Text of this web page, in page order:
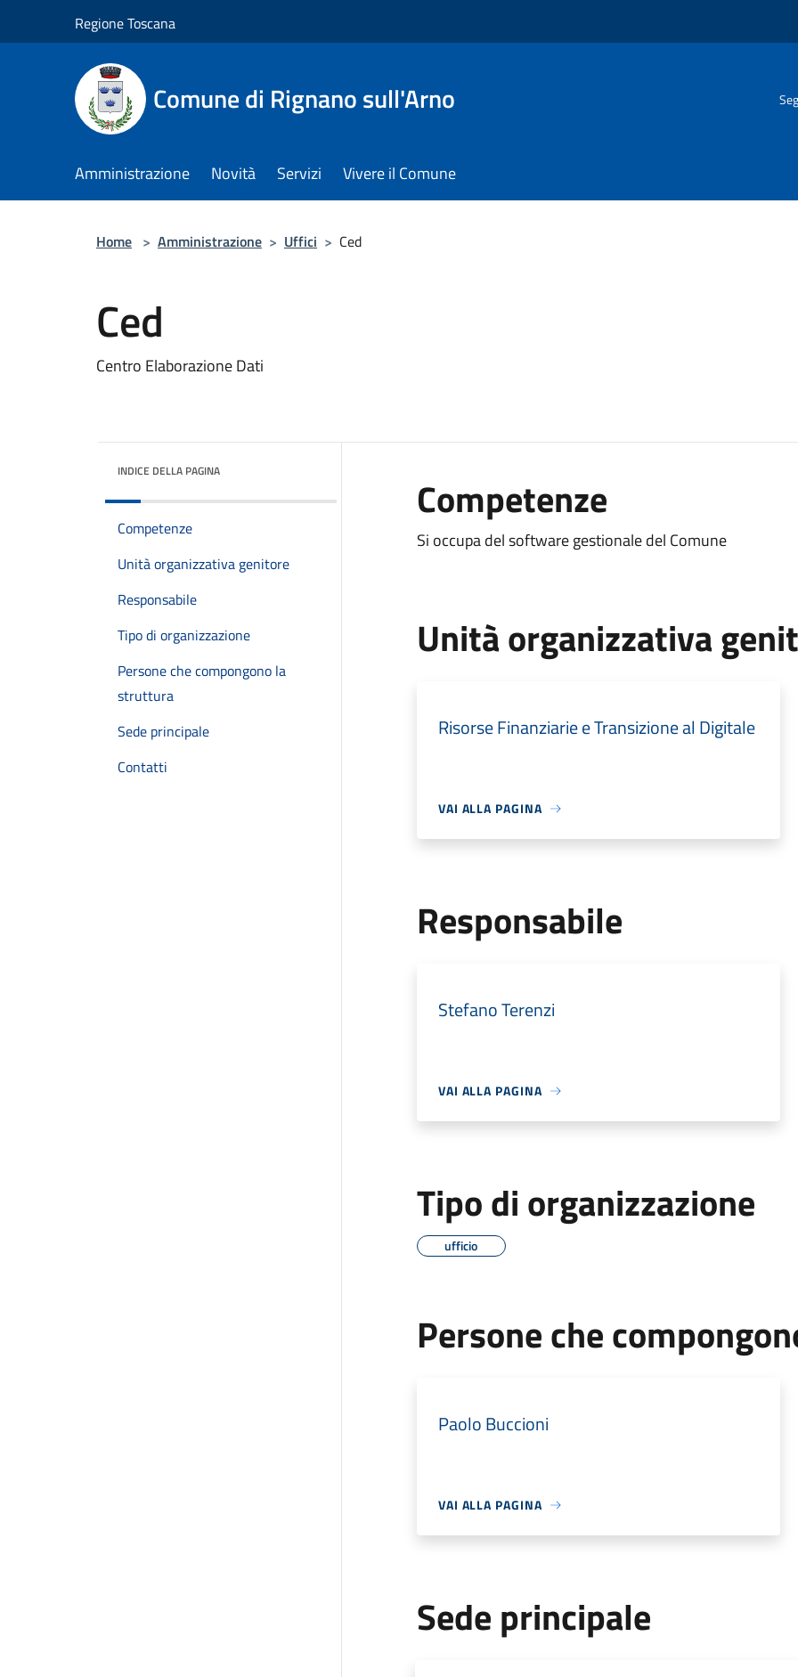
Regione Toscana
Comune di Rignano sull'Arno
Amministrazione Novità Servizi Vivere il Comune
Home > Amministrazione > Uffici > Ced
Ced
Centro Elaborazione Dati
INDICE DELLA PAGINA
Competenze
Unità organizzativa genitore
Responsabile
Tipo di organizzazione
Persone che compongono la
struttura
Sede principale
Contatti
Competenze
Si occupa del software gestionale del Comune
Unità organizzativa
Risorse Finanziarie e Transizione al Digitale
VAI ALLA PAGINA
Responsabile
Stefano Terenzi
VAI ALLA PAGINA
Tipo di organizzazione
ufficio
Persone che
Paolo Buccioni
VAI ALLA PAGINA
Sede principale